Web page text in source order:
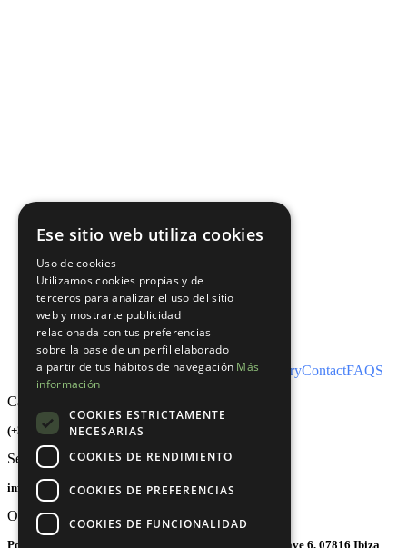
HomeAboutDomesticCommercialGrants GalleryContactFAQS
Call Anytime
(+34) 674 80 57 78
Send Email
info@solarey.es
Office Address
Polígono Monte Cristo, C/ Vicente Marí Mayans, 14, Nave 6, 07816 Ibiza
Ese sitio web utiliza cookies
Uso de cookies
Utilizamos cookies propias y de
terceros para analizar el uso del sitio
web y mostrarte publicidad
relacionada con tus preferencias
sobre la base de un perfil elaborado
a partir de tus hábitos de navegación Más
información
COOKIES ESTRICTAMENTE
NECESARIAS
COOKIES DE RENDIMIENTO
COOKIES DE PREFERENCIAS
COOKIES DE FUNCIONALIDAD